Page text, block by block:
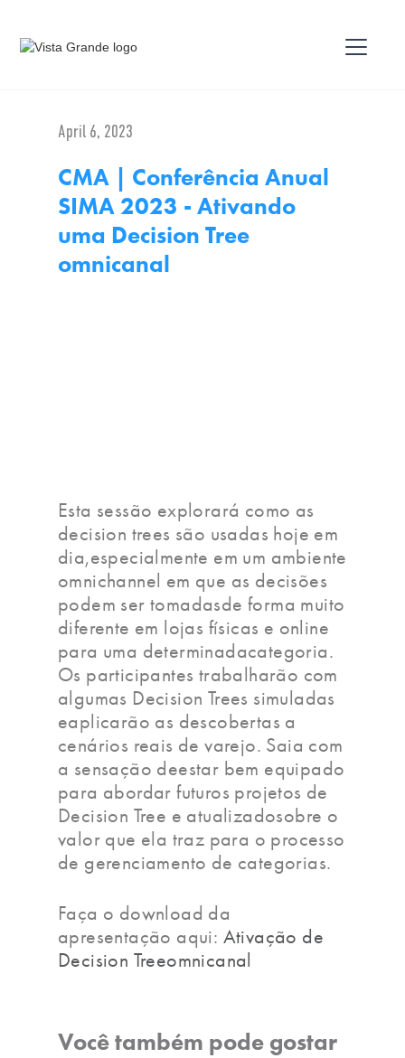
April 6, 2023
CMA | Conferência Anual
SIMA 2023 - Ativando
uma Decision Tree
omnicanal
Esta sessão explorará como as
decision trees são usadas hoje em
dia,especialmente em um ambiente
omnichannel em que as decisões
podem ser tomadasde forma muito
diferente em lojas físicas e online
para uma determinadacategoria.
Os participantes trabalharão com
algumas Decision Trees simuladas
eaplicarão as descobertas a
cenários reais de varejo. Saia com
a sensação deestar bem equipado
para abordar futuros projetos de
Decision Tree e atualizadosobre o
valor que ela traz para o processo
de gerenciamento de categorias.
Faça o download da
apresentação aqui: Ativação de
Decision Treeomnicanal
Você também pode gostar